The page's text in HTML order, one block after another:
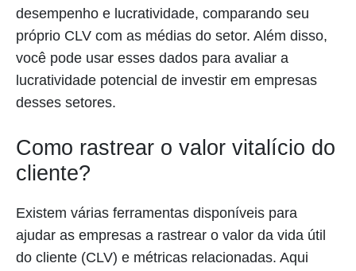
desempenho e lucratividade, comparando seu
próprio CLV com as médias do setor. Além disso,
você pode usar esses dados para avaliar a
lucratividade potencial de investir em empresas
desses setores.
Como rastrear o valor vitalício do
cliente?
Existem várias ferramentas disponíveis para
ajudar as empresas a rastrear o valor da vida útil
do cliente (CLV) e métricas relacionadas. Aqui